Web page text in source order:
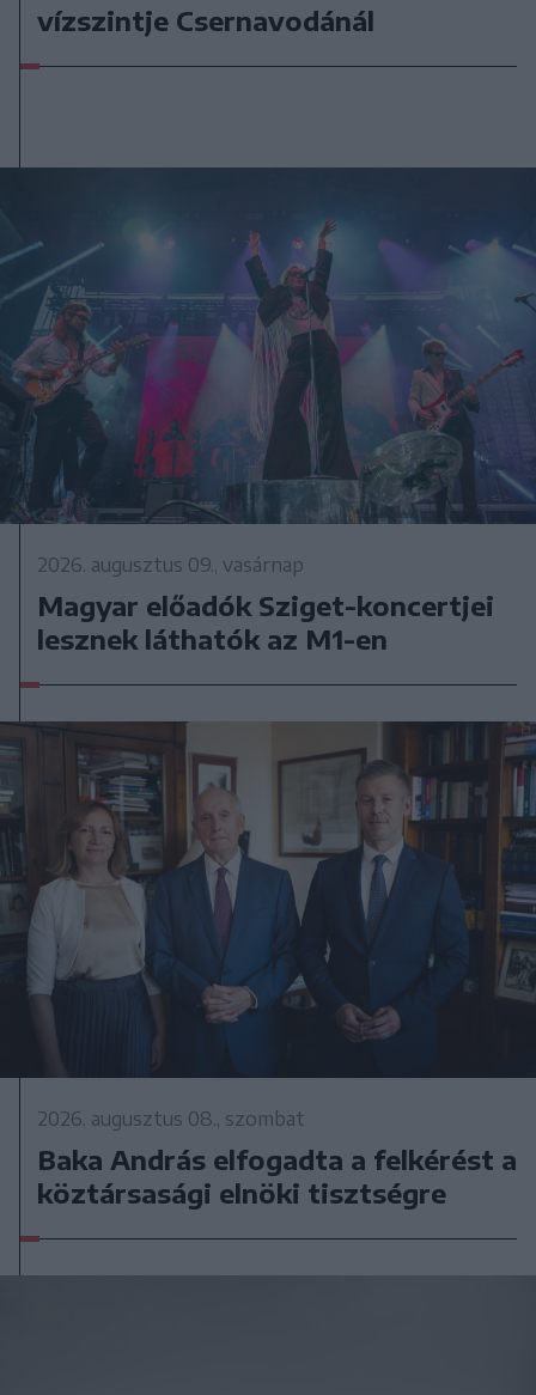
vízszintje Csernavodánál
2026. augusztus 09., vasárnap
Magyar előadók Sziget-koncertjei
lesznek láthatók az M1-en
2026. augusztus 08., szombat
Baka András elfogadta a felkérést a
köztársasági elnöki tisztségre